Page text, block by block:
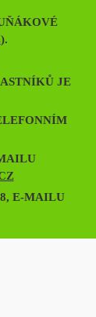
).
JE
E-MAILU